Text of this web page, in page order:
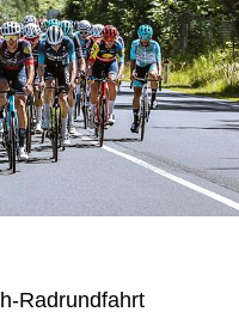
Radrundfahrt